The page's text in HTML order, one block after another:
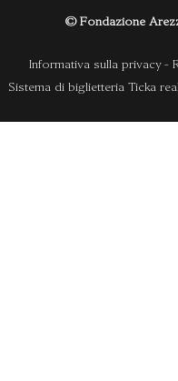
© Fondazione
Informativa sulla privacy-
Sistema di biglietteria Ticka